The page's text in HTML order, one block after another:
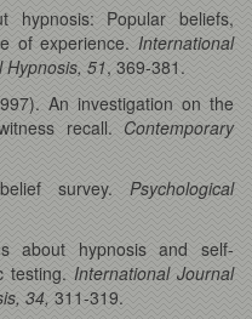
hypnosis: Popular beliefs,
of experience. International
Hypnosis, 51, 369-381.
An investigation on the
recall. Contemporary
survey. Psychological
about hypnosis and self-
testing. International Journal
34, 311-319.